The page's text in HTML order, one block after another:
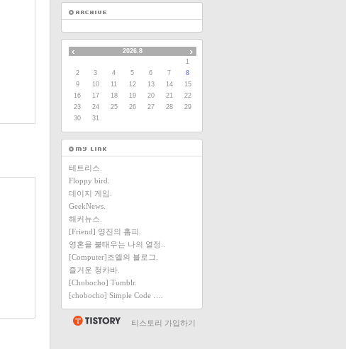
2026.8
1
2
3 4 5 6 7
8
9
10 11 12 13 14
15
16
17 18 19 20 21
22
23
24 25 26 27 28
29
30
31
테트리스.
Floppy bird.
데이지 게임.
GeekNews.
해커뉴스.
[Friend] 영진의 홈피.
영혼을 불태우는 나의 열정..
[Computer]조엘의 블로그.
즐거운 청카바.
[Chobocho] Tumblr.
[chobocho] Simple Code ….
티스토리 가입하기